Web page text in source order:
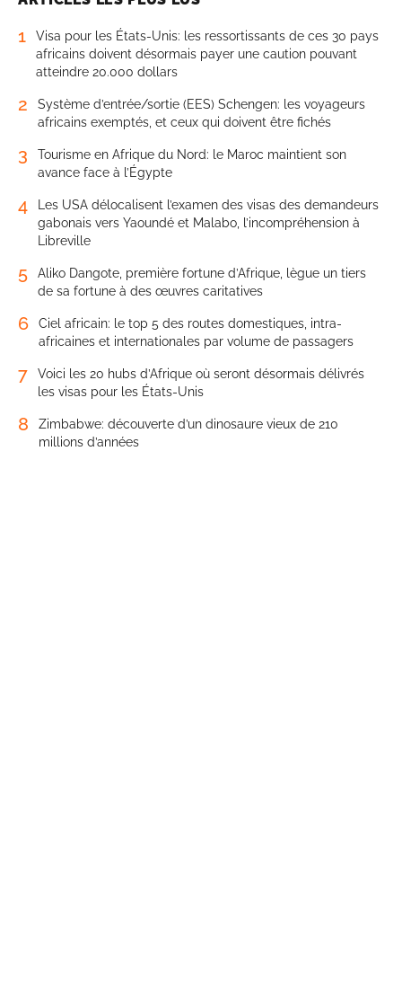
1
Visa pour les États-Unis: les ressortissants de ces 30 pays
africains doivent désormais payer une caution pouvant
atteindre 20.000 dollars
2
Système d’entrée/sortie (EES) Schengen: les voyageurs
africains exemptés, et ceux qui doivent être fichés
3
Tourisme en Afrique du Nord: le Maroc maintient son
avance face à l’Égypte
4
Les USA délocalisent l’examen des visas des demandeurs
gabonais vers Yaoundé et Malabo, l’incompréhension à
Libreville
5
Aliko Dangote, première fortune d’Afrique, lègue un tiers
de sa fortune à des œuvres caritatives
6
Ciel africain: le top 5 des routes domestiques, intra-
africaines et internationales par volume de passagers
7
Voici les 20 hubs d’Afrique où seront désormais délivrés
les visas pour les États-Unis
8
Zimbabwe: découverte d’un dinosaure vieux de 210
millions d’années